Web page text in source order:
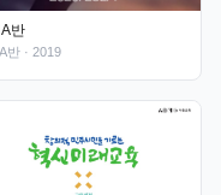
반
반 · 2019